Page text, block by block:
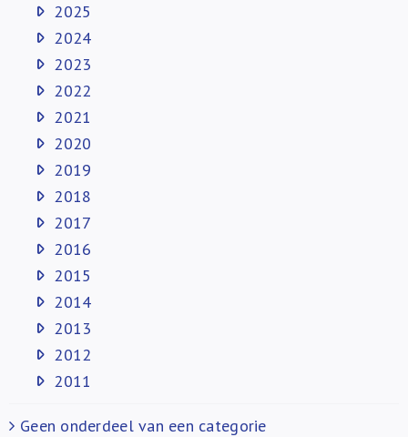
2025
2024
2023
2022
2021
2020
2019
2018
2017
2016
2015
2014
2013
2012
2011
Geen onderdeel van een categorie